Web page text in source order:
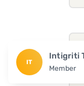
IT
Intigriti
Member